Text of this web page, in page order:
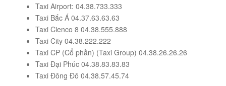
Taxi Airport: 04.38.733.333
Taxi Bắc Á 04.37.63.63.63
Taxi Cienco 8 04.38.555.888
Taxi City 04.38.222.222
Taxi CP (Cổ phần) (Taxi Group) 04.38.26.26.26
Taxi Đại Phúc 04.38.83.83.83
Taxi Đông Đô 04.38.57.45.74